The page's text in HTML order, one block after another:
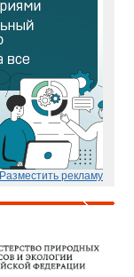
Разместить рекламу